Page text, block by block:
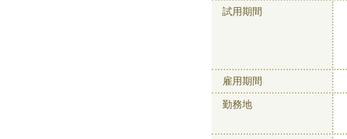
試用期間
雇用期間
勤務地